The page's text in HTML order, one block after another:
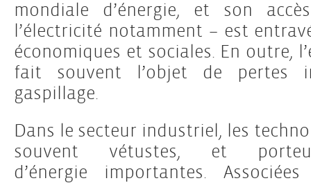
mondiale d’énergie, et son
l’électricité notamment – est
économiques et sociales. En outre,
fait souvent l’objet de pertes
gaspillage.
Dans le secteur industriel, les
souvent vétustes, et
d’énergie importantes.